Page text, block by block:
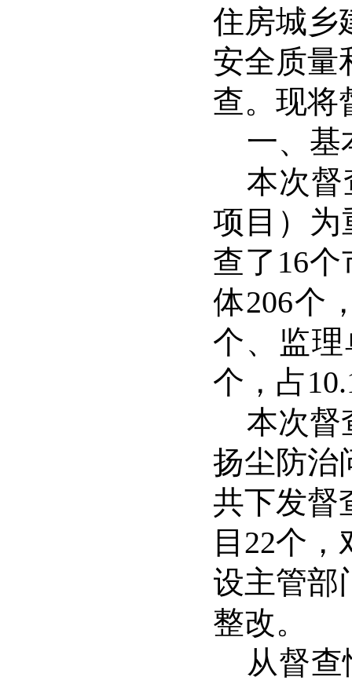
住房城乡
安全质量
查。现将
一、基
本次督
项目）为
查了 16个
体206个
个、监
个，占
本次督
扬尘防治
共下发督
目 22个，
设主管部
整改。
从督